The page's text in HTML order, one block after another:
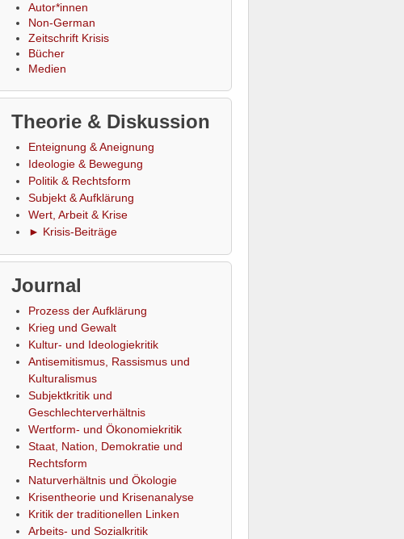
Autor*innen
Non-German
Zeitschrift Krisis
Bücher
Medien
Theorie & Diskussion
Enteignung & Aneignung
Ideologie & Bewegung
Politik & Rechtsform
Subjekt & Aufklärung
Wert, Arbeit & Krise
► Krisis-Beiträge
Journal
Prozess der Aufklärung
Krieg und Gewalt
Kultur- und Ideologiekritik
Antisemitismus, Rassismus und
Kulturalismus
Subjektkritik und
Geschlechterverhältnis
Wertform- und Ökonomiekritik
Staat, Nation, Demokratie und
Rechtsform
Naturverhältnis und Ökologie
Krisentheorie und Krisenanalyse
Kritik der traditionellen Linken
Arbeits- und Sozialkritik